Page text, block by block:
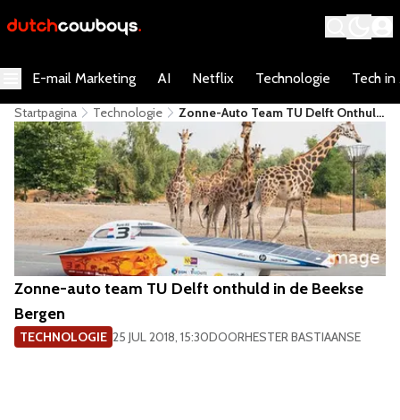
E-mail Marketing AI Netflix Technologie Tech in
Startpagina Technologie
Zonne-Auto Team TU Delft Onthuld
In De Beekse Bergen
Zonne-auto team TU Delft onthuld in de Beekse
Bergen
TECHNOLOGIE 25 JUL 2018, 15:30DOORHESTER BASTIAANSE